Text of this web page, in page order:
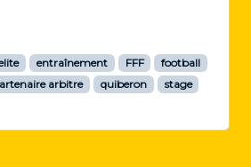
entraînement FFF
football
arbitre quiberon
stage